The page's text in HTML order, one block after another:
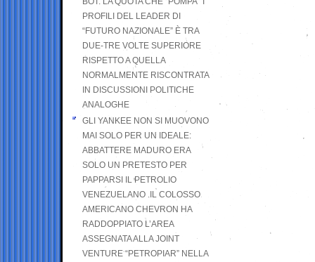
PROFILI DEL LEADER DI
“FUTURO NAZIONALE” È TRA
DUE-TRE VOLTE SUPERIORE
RISPETTO A QUELLA
NORMALMENTE RISCONTRATA
IN DISCUSSIONI POLITICHE
ANALOGHE
GLI YANKEE NON SI MUOVONO
MAI SOLO PER UN IDEALE:
ABBATTERE MADURO ERA
SOLO UN PRETESTO PER
PAPPARSI IL PETROLIO
VENEZUELANO .IL COLOSSO
AMERICANO CHEVRON HA
RADDOPPIATO L’AREA
ASSEGNATA ALLA JOINT
VENTURE “PETROPIAR” NELLA